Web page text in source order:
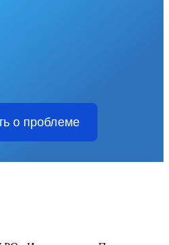
о проблеме